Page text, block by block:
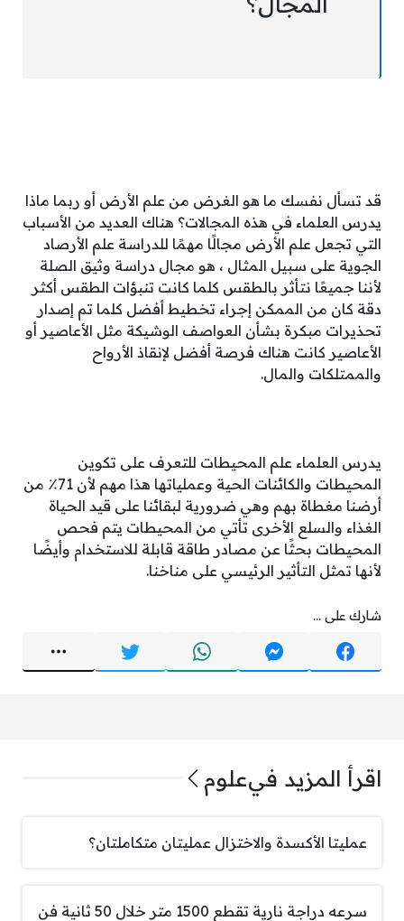
قد تسأل نفسك ما هو الغرض من علم الأرض أو ربما ماذا
يدرس العلماء في هذه المجالات؟ هناك العديد من الأسباب
التي تجعل علم الأرض مجالًا مهمًا للدراسة علم الأرصاد
الجوية على سبيل المثال ، هو مجال دراسة وثيق الصلة
لأننا جميعًا نتأثر بالطقس كلما كانت تنبؤات الطقس أكثر
دقة كان من الممكن إجراء تخطيط أفضل كلما تم إصدار
تحذيرات مبكرة بشأن العواصف الوشيكة مثل الأعاصير أو
الأعاصير كانت هناك فرصة أفضل لإنقاذ الأرواح
والممتلكات والمال.
يدرس العلماء علم المحيطات للتعرف على تكوين
المحيطات والكائنات الحية وعملياتها هذا مهم لأن 71٪ من
أرضنا مغطاة بهم وهي ضرورية لبقائنا على قيد الحياة
الغذاء والسلع الأخرى تأتي من المحيطات يتم فحص
المحيطات بحثًا عن مصادر طاقة قابلة للاستخدام وأيضًا
لأنها تمثل التأثير الرئيسي على مناخنا.
شارك على ...
اقرأ المزيد فيعلوم
عمليتا الأكسدة والاختزال عمليتان متكاملتان؟
سرعه دراجة نارية تقطع 1500 متر خلال 50 ثانية فن